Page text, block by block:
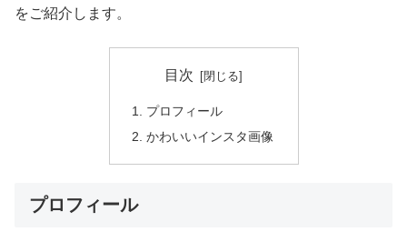
をご紹介します。
目次
プロフィール
かわいいインスタ画像
プロフィール